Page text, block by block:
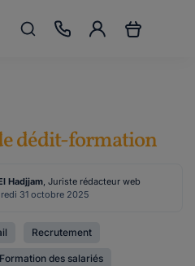
dédit-formation
Hadjjam, Juriste rédacteur web
31 octobre 2025
Recrutement
Formation des salariés